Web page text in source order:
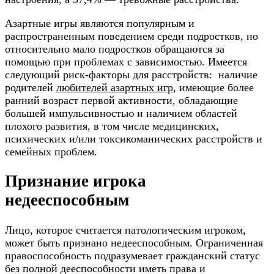
Азартные игры являются популярным и
распространенным поведением среди подростков, но
относительно мало подростков обращаются за
помощью при проблемах с зависимостью. Имеется
следующий риск-факторы для расстройств: наличие
родителей любителей азартных игр, имеющие более
ранний возраст первой активности, обладающие
большей импульсивностью и наличием областей
плохого развития, в том числе медицинских,
психических и/или токсикоманических расстройств и
семейных проблем.
Признание игрока
недееспособным
Лицо, которое считается патологическим игроком,
может быть признано недееспособным. Ограниченная
правоспособность подразумевает гражданский статус
без полной дееспособности иметь права и